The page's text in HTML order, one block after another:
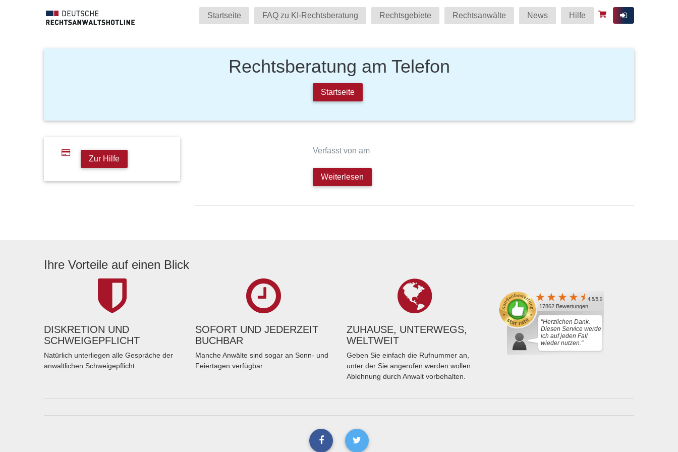
Startseite FAQ zu KI-Rechtsberatung Rechtsgebiete Rechtsanwälte News Hilfe
Rechtsberatung am Telefon
Startseite
Zur Hilfe
Verfasst von am
Weiterlesen
Ihre Vorteile auf einen Blick
DISKRETION UND
SCHWEIGEPFLICHT
Natürlich unterliegen alle Gespräche der
anwaltlichen Schweigepflicht.
SOFORT UND JEDERZEIT
BUCHBAR
Manche Anwälte sind sogar an Sonn- und
Feiertagen verfügbar.
ZUHAUSE, UNTERWEGS,
WELTWEIT
Geben Sie einfach die Rufnummer an,
unter der Sie angerufen werden wollen.
Ablehnung durch Anwalt vorbehalten.
4.5/5.0
17862 Bewertungen
"Herzlichen Dank.
Diesen Service werde
ich auf jeden Fall
wieder nutzen."